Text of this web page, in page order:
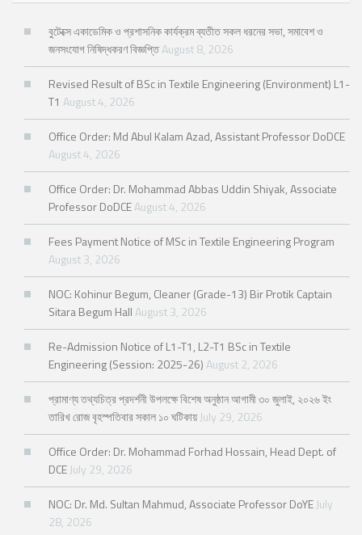
বুটেক্সে একাডেমিক ও প্রশাসনিক কার্যক্রম ব্যতীত সকল ধরনের সভা, সমাবেশ ও
জনসংযোগ নিষিদ্ধকরণ বিজ্ঞপ্তিAugust 8, 2026
Revised Result of BSc in Textile Engineering (Environment) L1-
T1 August 4, 2026
Office Order: Md Abul Kalam Azad, Assistant Professor DoDCE
August 4, 2026
Office Order: Dr. Mohammad Abbas Uddin Shiyak, Associate
Professor DoDCEAugust 4, 2026
Fees Payment Notice of MSc in Textile Engineering Program
August 3, 2026
NOC: Kohinur Begum, Cleaner (Grade-13) Bir Protik Captain
Sitara Begum HallAugust 3, 2026
Re-Admission Notice of L1-T1, L2-T1 BSc in Textile
Engineering (Session: 2025-26)August 2, 2026
প্রামাণ্য তথ্যচিত্র প্রদর্শনী উপলক্ষে বিশেষ অনুষ্ঠান আগামী ৩০ জুলাই, ২০২৬ ইং
তারিখ রোজ বৃহস্পতিবার সকাল ১০ ঘটিকায় July 29, 2026
Office Order: Dr. Mohammad Forhad Hossain, Head Dept. of
DCE July 29, 2026
NOC: Dr. Md. Sultan Mahmud, Associate Professor DoYE July
28, 2026